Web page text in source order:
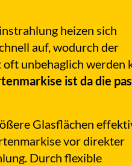
heizen sich
auf, wodurch der
unbehaglich werden
ist da die
Glasflächen
vor direkter
Durch flexible